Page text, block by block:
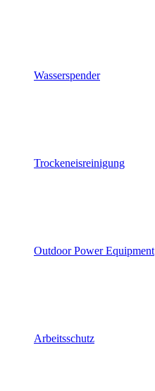
Wasserspender
Trockeneisreinigung
Outdoor Power Equipment
Arbeitsschutz